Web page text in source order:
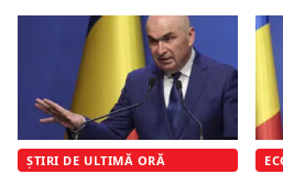
ȘTIRI DE ULTIMĂ ORĂ